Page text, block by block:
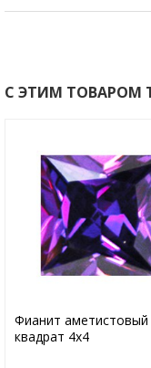
С ЭТИМ ТОВАРОМ
Фианит аметистовый
квадрат 4х4